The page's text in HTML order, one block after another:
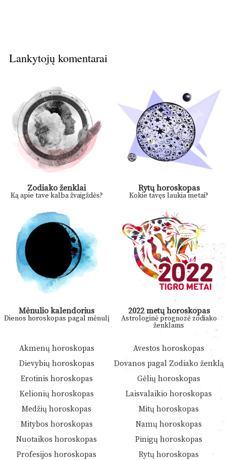
Lankytojų komentarai
Zodiako ženklai
Ką apie tave kalba žvaigždės?
Rytų horoskopas
Kokie tavęs laukia metai?
Mėnulio kalendorius
Dienos horoskopas pagal mėnulį
2022 metų horoskopas
Astrologinė prognozė zodiako
ženklams
Akmenų horoskopas
Avestos horoskopas
Dievybių horoskopas
Dovanos pagal Zodiako ženklą
Erotinis horoskopas
Gėlių horoskopas
Kelionių horoskopas
Laisvalaikio horoskopas
Medžių horoskopas
Mitų horoskopas
Mitybos horoskopas
Namų horoskopas
Nuotaikos horoskopas
Pinigų horoskopas
Profesijos horoskopas
Rytų horoskopas